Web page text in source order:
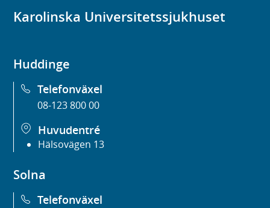
Karolinska Universitetssjukhuset
Huddinge
Telefonväxel
08-123 800 00
Huvudentré
Hälsovägen 13
Solna
Telefonväxel